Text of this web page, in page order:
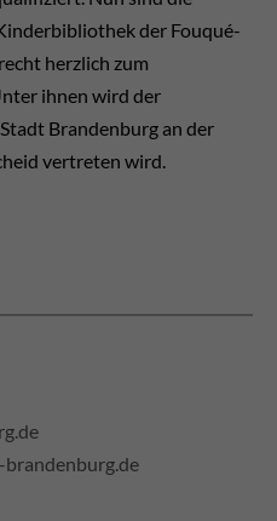
der Fouqué-
herzlich zum
ihnen wird der
Brandenburg an der
vertreten wird.